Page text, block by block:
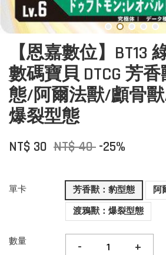
【恩嘉數位】BT13
數碼寶貝 DTCG 芳
態/阿爾法獸/顱骨獸
爆裂型態
NT$ 30 NT$ 40 -25%
單卡 芳香獸：豹型態 阿
渡鴉獸：爆裂型態
數量 - +